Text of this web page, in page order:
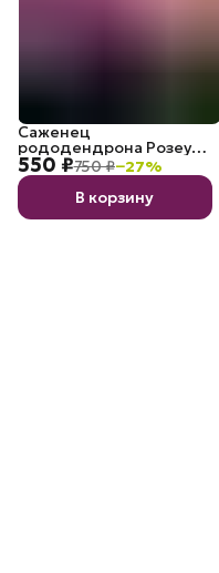
550 ₽750 ₽−27%
Саженец
рододендрона Розеум
Элеганс P9
В корзину